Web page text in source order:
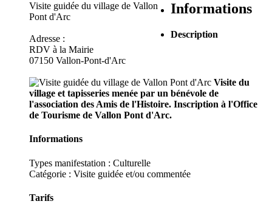
Visite guidée du village de Vallon
Pont d'Arc
Adresse :
RDV à la Mairie
07150 Vallon-Pont-d'Arc
Informations
Description
Visite du
village et tapisseries menée par un bénévole de
l'association des Amis de l'Histoire. Inscription à l'Office
de Tourisme de Vallon Pont d'Arc.
Informations
Types manifestation : Culturelle
Catégorie : Visite guidée et/ou commentée
Tarifs